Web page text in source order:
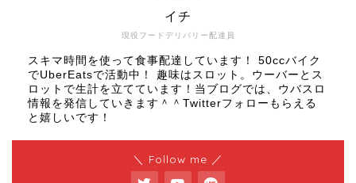
現役フードデリバリー配達員
イチ
スキマ時間を使って食事配達しています！ 50ccバイク
でUberEatsで活動中！ 趣味はスロット。ウーバーとス
ロットで生計を立てています！当ブログでは、ウバスロ
情報を発信していきます＾＾Twitterフォローもらえる
と嬉しいです！
＼ Follow me ／